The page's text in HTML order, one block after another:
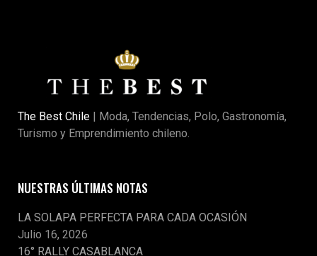
The Best Chile | Moda, Tendencias, Polo, Gastronomía,
Turismo y Emprendimiento chileno.
NUESTRAS ÚLTIMAS NOTAS
LA SOLAPA PERFECTA PARA CADA OCASIÓN
Julio 16, 2026
16° RALLY CASABLANCA